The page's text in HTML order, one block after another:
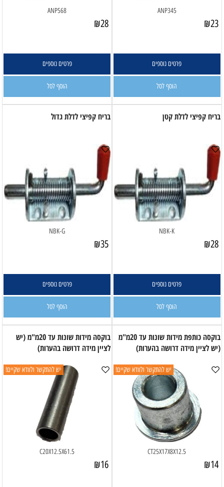
ANP345
₪23
פרטים נוספים
הוסף לסל
ANP568
₪28
פרטים נוספים
הוסף לסל
בריח קפיצי לדלת קטן
NBK-K
₪28
פרטים נוספים
הוסף לסל
בריח קפיצי לדלת גדול
NBK-G
₪35
פרטים נוספים
הוסף לסל
בוקסה כותפת מידות שונות עד 20מ"מ
(יש לציין מידה דרושה בהערות)
יש להתקשר ולוודא שקיים!
CT25X17X8X12.5
₪14
בוקסה מידות שונות עד 20מ"מ (יש
לציין מידה דרושה בהערות)
יש להתקשר ולוודא שקיים!
C20X12.5X61.5
₪16